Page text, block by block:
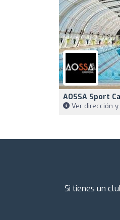
AOSSA Sport
Ver dirección
Si tienes un